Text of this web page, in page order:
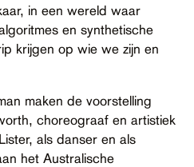
in een wereld waar
en synthetische
krijgen op wie we zijn en
maken de voorstelling
choreograaf en artistiek
als danser en als
het Australische